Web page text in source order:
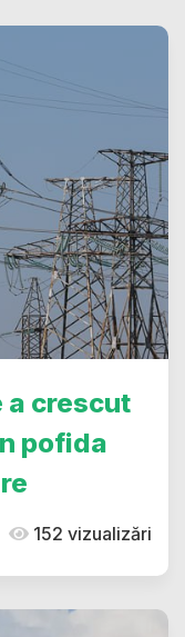
a crescut
pofida
152 vizualizări